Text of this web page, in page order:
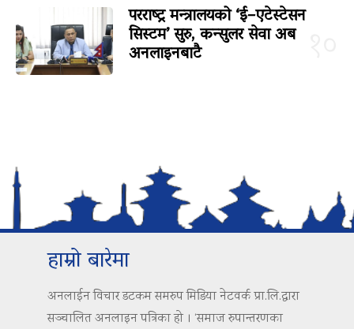
परराष्ट्र मन्त्रालयको ‘ई–एटेस्टेसन
सिस्टम’ सुरु, कन्सुलर सेवा अब
अनलाइनबाटै
हाम्रो बारेमा
अनलाईन विचार डटकम समरुप मिडिया नेटवर्क प्रा.लि.द्वारा
सञ्चालित अनलाइन पत्रिका हो । ‘समाज रुपान्तरणका